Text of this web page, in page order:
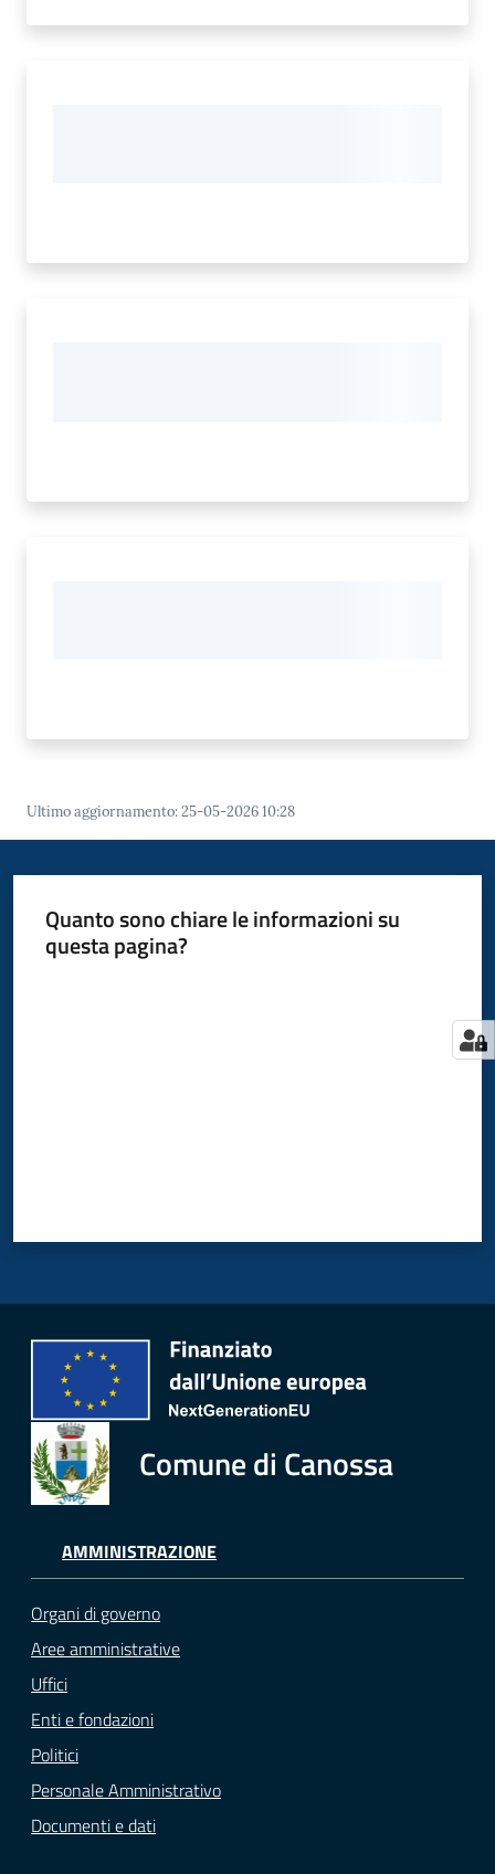
Ultimo aggiornamento:25-05-2026 10:28
Quanto sono chiare le informazioni su
questa pagina?
Comune di Canossa
AMMINISTRAZIONE
Organi di governo
Aree amministrative
Uffici
Enti e fondazioni
Politici
Personale Amministrativo
Documenti e dati